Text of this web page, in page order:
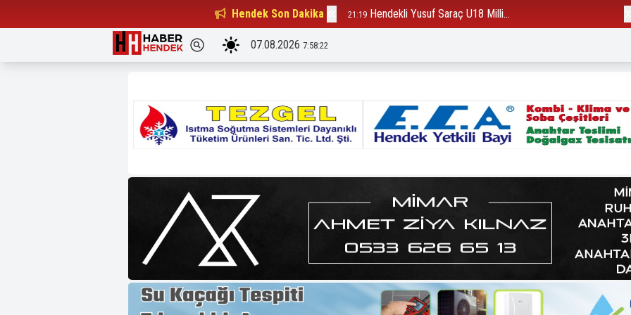
Hendek Son Dakika
Beşiktaşlılar Derneği Başkanı... 21:19 Hendekli Yusuf Saraç U18 Milli...
07.08.2026 7:58:24